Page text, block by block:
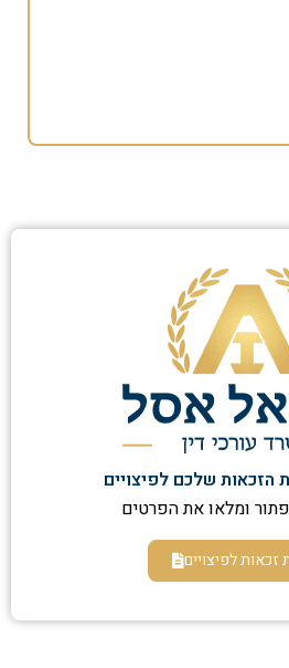
הזכאות שלכם לפיצויים
ומלאו את הפרטים
זכאות לפיצויים